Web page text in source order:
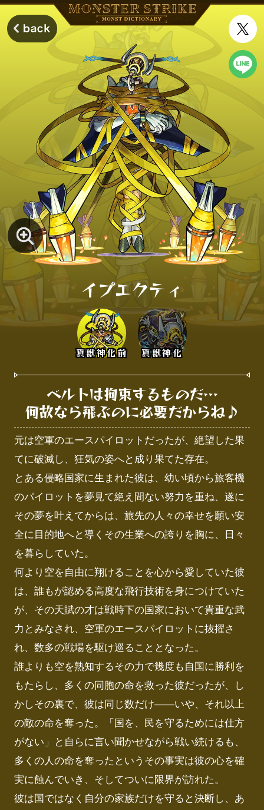
イプエクティ
真獣神化前 真獣神化
ベルトは拘束するものだ…
何故なら飛ぶのに必要だからね♪
元は空軍のエースパイロットだったが、絶望した果
てに破滅し、狂気の姿へと成り果てた存在。
とある侵略国家に生まれた彼は、幼い頃から旅客機
のパイロットを夢見て絶え間ない努力を重ね、遂に
その夢を叶えてからは、旅先の人々の幸せを願い安
全に目的地へと導くその生業への誇りを胸に、日々
を暮らしていた。
何より空を自由に翔けることを心から愛していた彼
は、誰もが認める高度な飛行技術を身につけていた
が、その天賦の才は戦時下の国家において貴重な武
力とみなされ、空軍のエースパイロットに抜擢さ
れ、数多の戦場を駆け巡ることとなった。
誰よりも空を熟知するその力で幾度も自国に勝利を
もたらし、多くの同胞の命を救った彼だったが、し
かしその裏で、彼は同じ数だけ――いや、それ以上
の敵の命を奪った。「国を、民を守るためには仕方
がない」と自らに言い聞かせながら戦い続けるも、
多くの人の命を奪ったというその事実は彼の心を確
実に蝕んでいき、そしてついに限界が訪れた。
彼は国ではなく自分の家族だけを守ると決断し、あ